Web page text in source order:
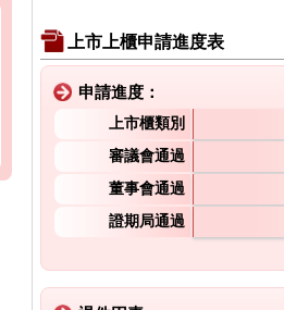
上市上櫃申請進度表
申請進度：
上市櫃類別
審議會通過
董事會通過
證期局通過